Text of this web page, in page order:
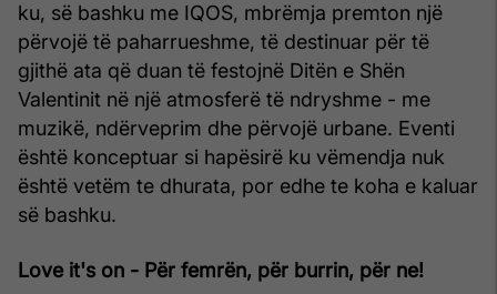
ku, së bashku me IQOS, mbrëmja premton një
përvojë të paharrueshme, të destinuar për të
gjithë ata që duan të festojnë Ditën e Shën
Valentinit në një atmosferë të ndryshme - me
muzikë, ndërveprim dhe përvojë urbane. Eventi
është konceptuar si hapësirë ku vëmendja nuk
është vetëm te dhurata, por edhe te koha e kaluar
së bashku.
Love it's on - Për femrën, për burrin, për ne!